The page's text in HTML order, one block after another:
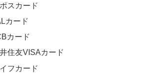
スカード
カード
カード
住友VISAカード
フカード